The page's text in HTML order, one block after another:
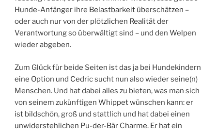
Hunde-Anfänger ihre Belastbarkeit überschätzen –
oder auch nur von der plötzlichen Realität der
Verantwortung so überwältigt sind – und den Welpen
wieder abgeben.
Zum Glück für beide Seiten ist das ja bei Hundekindern
eine Option und Cedric sucht nun also wieder seine(n)
Menschen. Und hat dabei alles zu bieten, was man sich
von seinem zukünftigen Whippet wünschen kann: er
ist bildschön, groß und stattlich und hat dabei einen
unwiderstehlichen Pu-der-Bär Charme. Er hat ein